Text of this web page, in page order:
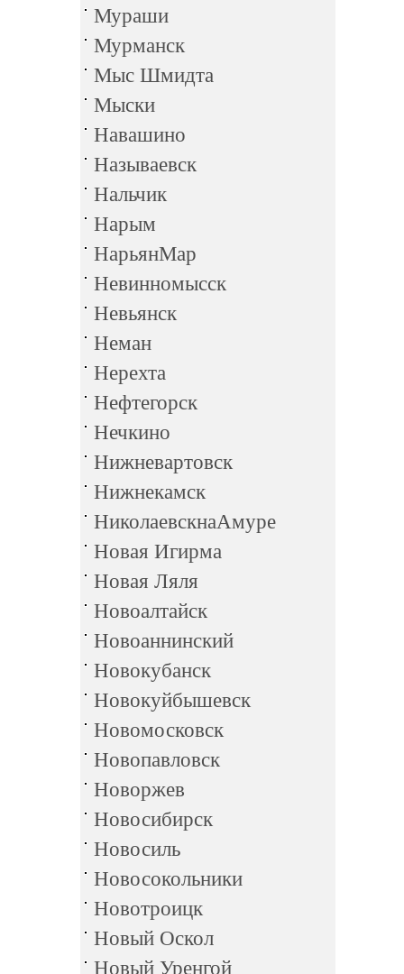
Мураши
Мурманск
Мыс Шмидта
Мыски
Навашино
Называевск
Нальчик
Нарым
НарьянМар
Невинномысск
Невьянск
Неман
Нерехта
Нефтегорск
Нечкино
Нижневартовск
Нижнекамск
НиколаевскнаАмуре
Новая Игирма
Новая Ляля
Новоалтайск
Новоаннинский
Новокубанск
Новокуйбышевск
Новомосковск
Новопавловск
Новоржев
Новосибирск
Новосиль
Новосокольники
Новотроицк
Новый Оскол
Новый Уренгой